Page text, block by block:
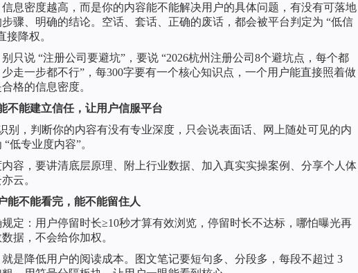
息密度越高，而是你的内容能不能解决用户的具体问题，有没有可落地
骤、明确的结论。空话、套话、正确的废话，都会被平台判定为 “低信
接降权。
只说 “注册公司要避坑”，要说 “2026杭州注册公司8个避坑点，每个都
走一步都不行”，每300字要有一个核心知识点，一个用户能直接照着做
格的信息密度。
不能建立信任，让用户信服平台
别，判断你的内容有没有专业深度，只会说表面话、网上随处可见的内
低专业度内容”。
容，要讲清底层原理、附上行业数据、加入真实实操案例、分享个人体
云。
能不能看完，能不能留住人
规定：用户停留时长≥10秒才算有效浏览，停留时长不达标，哪怕曝光再
据，不会给你加权。
是降低用户的阅读成本。图文笔记要短句多、分段多，每段不超过 3